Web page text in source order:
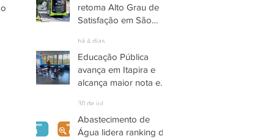
retoma Alto Grau de
Satisfação em São
há 4 dias
Educação Pública
avança em Itapira e
alcança maior nota em
30 de jul.
Abastecimento de
Água lidera ranking de